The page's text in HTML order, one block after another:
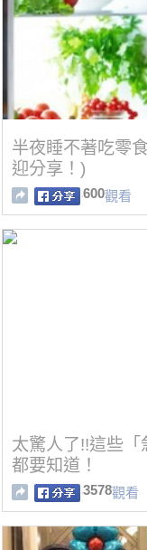
半夜睡不著吃零
迎分享！)
600觀看
太驚人了!!這些
都要知道！
3578觀看